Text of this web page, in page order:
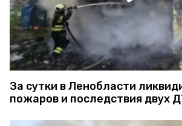
За сутки в Ленобласти
пожаров и последствия двух